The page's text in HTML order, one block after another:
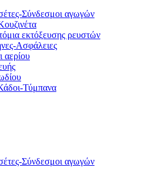
Σύνδεσμοι αγωγών
εκτόξευσης ρευστών
Ασφάλειες
αερίου
Τύμπανα
Σύνδεσμοι αγωγών